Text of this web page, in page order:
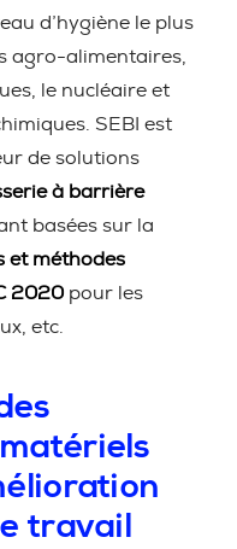
d’hygiène le plus
agro-alimentaires,
le nucléaire et
SEBI est
de solutions
à barrière
basées sur la
et méthodes
2020 pour les
etc.
travail